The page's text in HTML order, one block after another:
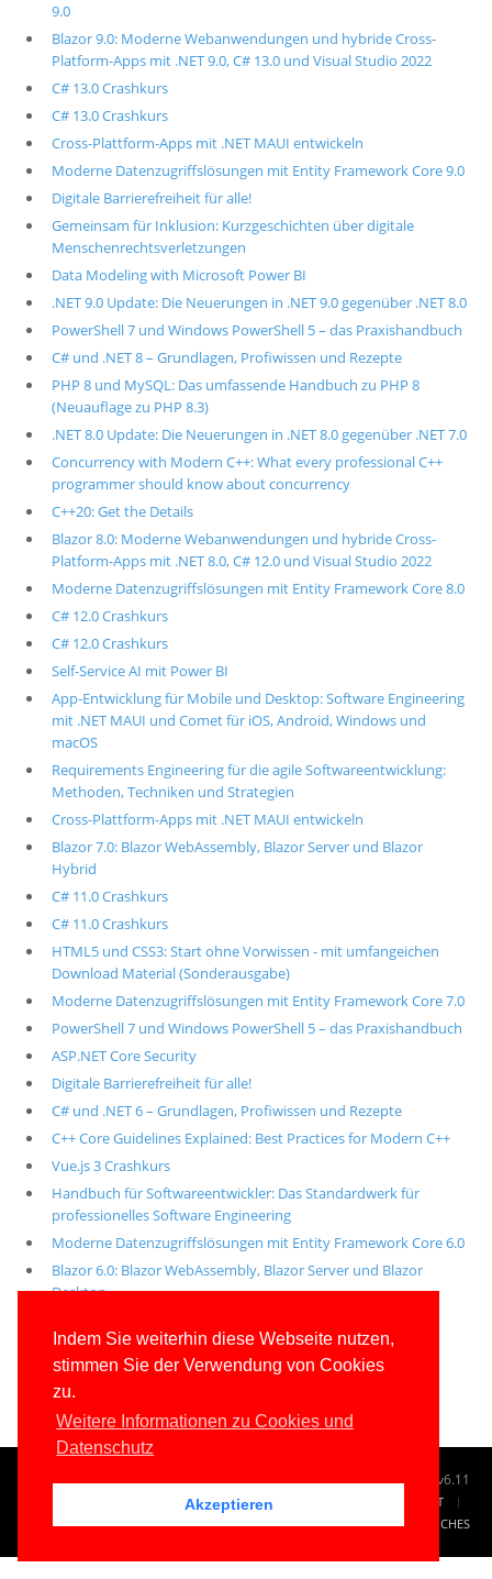
Indem Sie weiterhin diese Webseite nutzen,
stimmen Sie der Verwendung von Cookies
zu.
Weitere Informationen zu Cookies und
Datenschutz
Akzeptieren
9.0
Blazor 9.0: Moderne Webanwendungen und hybride Cross-
Platform-Apps mit .NET 9.0, C# 13.0 und Visual Studio 2022
C# 13.0 Crashkurs
C# 13.0 Crashkurs
Cross-Plattform-Apps mit .NET MAUI entwickeln
Moderne Datenzugriffslösungen mit Entity Framework Core 9.0
Digitale Barrierefreiheit für alle!
Gemeinsam für Inklusion: Kurzgeschichten über digitale
Menschenrechtsverletzungen
Data Modeling with Microsoft Power BI
.NET 9.0 Update: Die Neuerungen in .NET 9.0 gegenüber .NET 8.0
PowerShell 7 und Windows PowerShell 5 – das Praxishandbuch
C# und .NET 8 – Grundlagen, Profiwissen und Rezepte
PHP 8 und MySQL: Das umfassende Handbuch zu PHP 8
(Neuauflage zu PHP 8.3)
.NET 8.0 Update: Die Neuerungen in .NET 8.0 gegenüber .NET 7.0
Concurrency with Modern C++: What every professional C++
programmer should know about concurrency
C++20: Get the Details
Blazor 8.0: Moderne Webanwendungen und hybride Cross-
Platform-Apps mit .NET 8.0, C# 12.0 und Visual Studio 2022
Moderne Datenzugriffslösungen mit Entity Framework Core 8.0
C# 12.0 Crashkurs
C# 12.0 Crashkurs
Self-Service AI mit Power BI
App-Entwicklung für Mobile und Desktop: Software Engineering
mit .NET MAUI und Comet für iOS, Android, Windows und
macOS
Requirements Engineering für die agile Softwareentwicklung:
Methoden, Techniken und Strategien
Cross-Plattform-Apps mit .NET MAUI entwickeln
Blazor 7.0: Blazor WebAssembly, Blazor Server und Blazor
Hybrid
C# 11.0 Crashkurs
C# 11.0 Crashkurs
HTML5 und CSS3: Start ohne Vorwissen - mit umfangeichen
Download Material (Sonderausgabe)
Moderne Datenzugriffslösungen mit Entity Framework Core 7.0
PowerShell 7 und Windows PowerShell 5 – das Praxishandbuch
ASP.NET Core Security
Digitale Barrierefreiheit für alle!
C# und .NET 6 – Grundlagen, Profiwissen und Rezepte
C++ Core Guidelines Explained: Best Practices for Modern C++
Vue.js 3 Crashkurs
Handbuch für Softwareentwickler: Das Standardwerk für
professionelles Software Engineering
Moderne Datenzugriffslösungen mit Entity Framework Core 6.0
Blazor 6.0: Blazor WebAssembly, Blazor Server und Blazor
Desktop
Alle unsere aktuellen Fachbücher
E-Book-Abo für ab 99 Euro im Jahr
© 1996-2026www.IT-Visions.de-Dr. Holger Schwichtenberg v6.11
TAG CLOUD
KONTAKT
IMPRESSUM
RECHTLICHES